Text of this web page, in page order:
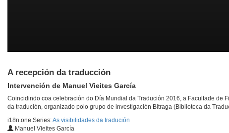
A recepción da traducción
Intervención de Manuel Vieites García
Coincidindo coa celebración do Día Mundial da Tradución 2016, a Facultade de
da tradución, organizado polo grupo de investigación Bitraga (Biblioteca da
i18n.one.Series:As visibilidades da tradución
Manuel Vieites García